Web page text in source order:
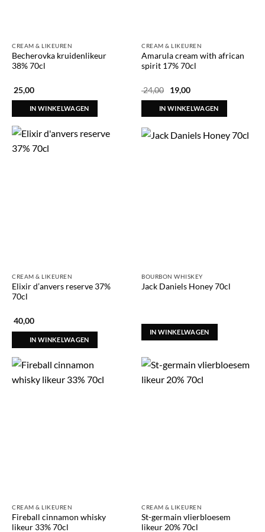
CREAM & LIKEUREN
Becherovka kruidenlikeur
38% 70cl
25,00
IN WINKELWAGEN
CREAM & LIKEUREN
Amarula cream with african
spirit 17% 70cl
24,00
Oorspronkelijke
prijs
was:
€ 24,00.
19,00Huidige
is:
€ 19,00.
IN WINKELWAGEN
CREAM & LIKEUREN
Elixir d’anvers reserve 37%
70cl
40,00
IN WINKELWAGEN
BOURBON WHISKEY
Jack Daniels Honey 70cl
IN WINKELWAGEN
CREAM & LIKEUREN
Fireball cinnamon whisky
likeur 33% 70cl
CREAM & LIKEUREN
St-germain vlierbloesem
likeur 20% 70cl